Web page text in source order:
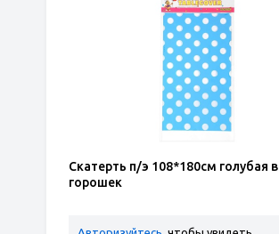
Скатерть п/э 108*180см голубая в
горошек